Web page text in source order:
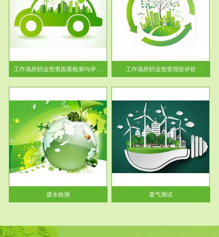
工作场所职业危害因素检测与评价...
工作场所职业危害现状评价
【现状评价意义】：具体因素---
-通过质谱分析等多种手段明确
工作场...
工作场所职业危害现状评价
废水检测
服务范围
废气测试
检测范围工业废气检测包括有机
废气和无机废气。有机废气主要
包括...
废气测试